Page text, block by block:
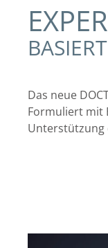
Das neue
Formuliert mit
Unterstützung